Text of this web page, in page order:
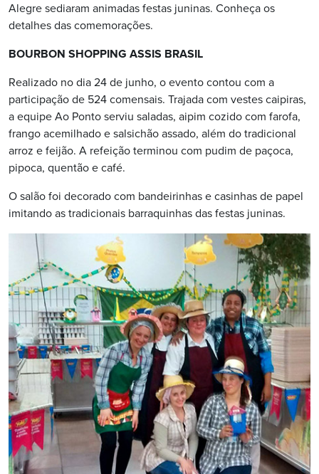
Alegre sediaram animadas festas juninas. Conheça os
detalhes das comemorações.
BOURBON SHOPPING ASSIS BRASIL
Realizado no dia 24 de junho, o evento contou com a
participação de 524 comensais. Trajada com vestes caipiras,
a equipe Ao Ponto serviu saladas, aipim cozido com farofa,
frango acemilhado e salsichão assado, além do tradicional
arroz e feijão. A refeição terminou com pudim de paçoca,
pipoca, quentão e café.
O salão foi decorado com bandeirinhas e casinhas de papel
imitando as tradicionais barraquinhas das festas juninas.